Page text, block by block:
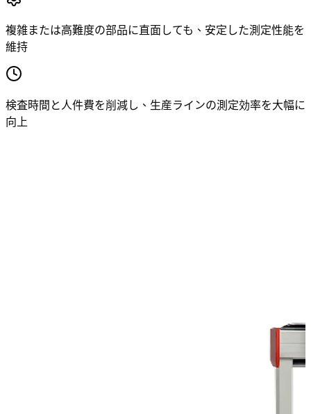
複雑または高難度の部品に直面しても、安定した測定性能を
維持
検査時間と人件費を削減し、生産ラインの測定効率を大幅に
向上